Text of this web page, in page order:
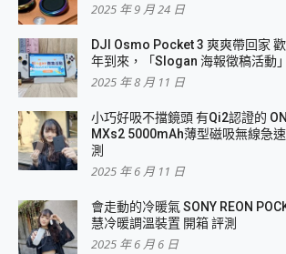
2025 年 9 月 24 日
DJI Osmo Pocket 3 爽爽帶回家
年到來，「Slogan 海報徵稿活動
2025 年 8 月 11 日
小巧好吸不擋鏡頭 有Qi2認證的
MXs2 5000mAh薄型磁吸無線急
測
2025 年 6 月 11 日
會走動的冷暖氣 SONY REON
慧冷暖調溫裝置 開箱 評測
2025 年 6 月 6 日